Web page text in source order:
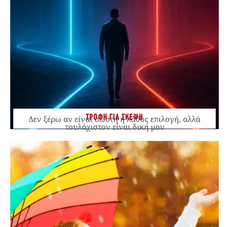
ΤΡΟΦΗ ΓΙΑ ΣΚΕΨΗ
Δεν ξέρω αν είναι σωστή ή λάθος επιλογή, αλλά
τουλάχιστον είναι δική μου